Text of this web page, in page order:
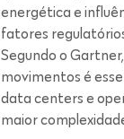
energética e
fatores
Segundo o
movimentos é
data centers e
maior